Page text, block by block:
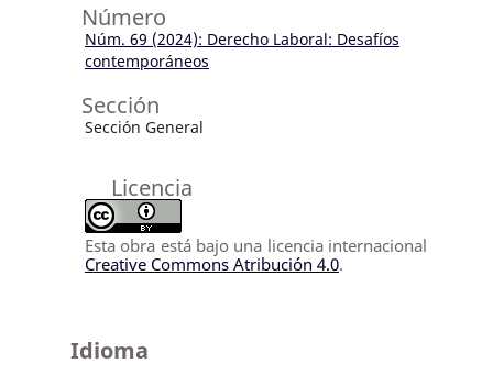
Número
Núm. 69 (2024): Derecho Laboral: Desafíos
contemporáneos
Sección
Sección General
Licencia
Esta obra está bajo una licencia internacional
Creative Commons Atribución 4.0.
Idioma